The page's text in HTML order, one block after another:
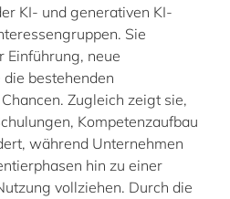
KI- und generativen KI-
Sie
Einführung, neue
bestehenden
Zugleich zeigt sie,
Kompetenzaufbau
während Unternehmen
hin zu einer
vollziehen. Durch die